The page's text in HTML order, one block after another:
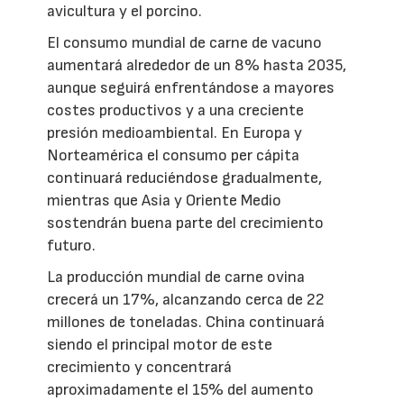
avicultura y el porcino.
El consumo mundial de carne de vacuno
aumentará alrededor de un 8% hasta 2035,
aunque seguirá enfrentándose a mayores
costes productivos y a una creciente
presión medioambiental. En Europa y
Norteamérica el consumo per cápita
continuará reduciéndose gradualmente,
mientras que Asia y Oriente Medio
sostendrán buena parte del crecimiento
futuro.
La producción mundial de carne ovina
crecerá un 17%, alcanzando cerca de 22
millones de toneladas. China continuará
siendo el principal motor de este
crecimiento y concentrará
aproximadamente el 15% del aumento